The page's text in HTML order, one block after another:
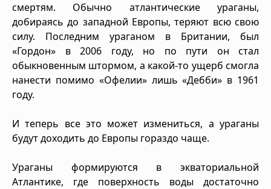
смертям. Обычно атлантические ураганы,
добираясь до западной Европы, теряют всю свою
силу. Последним ураганом в Британии, был
«Гордон» в 2006 году, но по пути он стал
обыкновенным штормом, а какой-то ущерб смогла
нанести помимо «Офелии» лишь «Дебби» в 1961
году.
И теперь все это может измениться, а ураганы
будут доходить до Европы гораздо чаще.
Ураганы формируются в экваториальной
Атлантике, где поверхность воды достаточно